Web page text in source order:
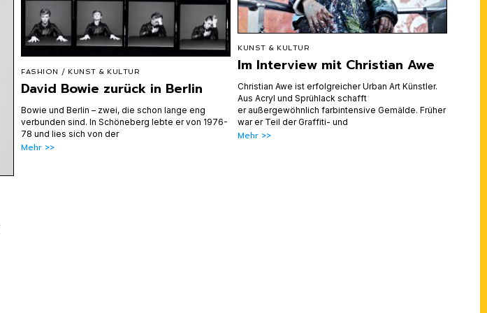
FASHION / KUNST & KULTUR
David Bowie zurück in Berlin
Bowie und Berlin – zwei, die schon lange eng
verbunden sind. In Schöneberg lebte er von 1976-
78 und lies sich von der
Mehr >>
KUNST & KULTUR
Im Interview mit Christian Awe
Christian Awe ist erfolgreicher Urban Art Künstler.
Aus Acryl und Sprühlack schafft
er außergewöhnlich farbintensive Gemälde. Früher
war er Teil der Graffiti- und
Mehr >>